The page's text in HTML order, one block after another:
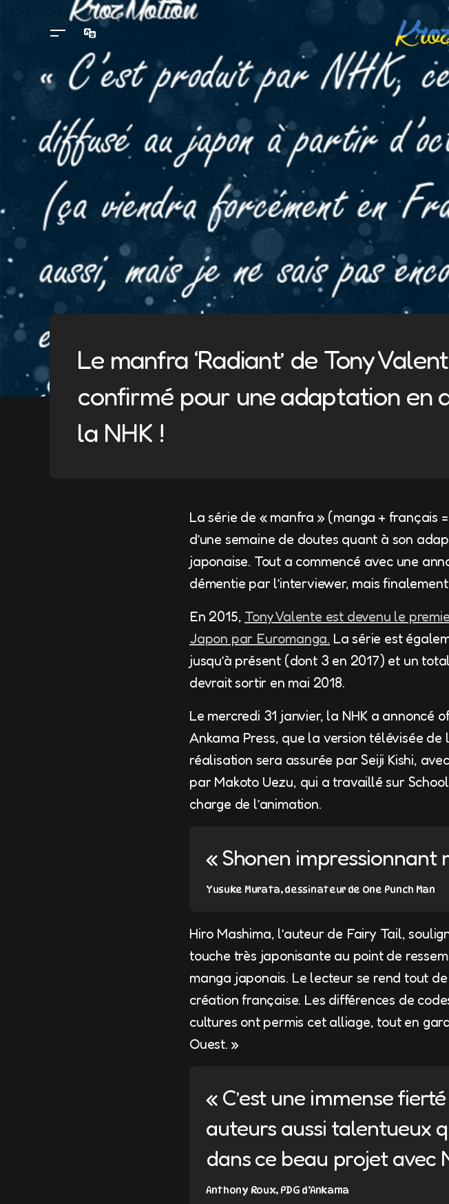
Langues
Le manfra ‘Radiant’ de Tony
confirmé pour une adaptation en
la NHK !
La série de « manfra » (manga + français
d’une semaine de doutes quant à son
japonaise. Tout a commencé avec une
démentie par l’interviewer, mais
En 2015, Tony Valente est devenu le
Japon par Euromanga. La série est
jusqu’à présent (dont 3 en 2017) et un
devrait sortir en mai 2018.
Le mercredi 31 janvier, la NHK a annoncé
Ankama Press, que la version télévisée
réalisation sera assurée par Seiji Kishi,
par Makoto Uezu, qui a travaillé sur
charge de l’animation.
« Shonen impressionnant
Yusuke Murata, dessinateur de One Punch Man
Hiro Mashima, l’auteur de Fairy Tail,
touche très japonisante au point de
manga japonais. Le lecteur se rend tout de
création française. Les différences de
cultures ont permis cet alliage, tout en
Ouest. »
« C’est une immense
auteurs aussi talentueux
dans ce beau projet avec
Anthony Roux, PDG d’Ankama